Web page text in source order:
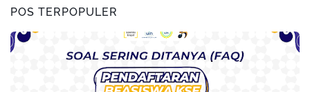
POS TERPOPULER